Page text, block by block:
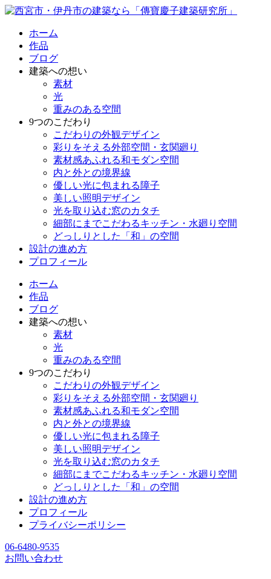
ホーム
作品
ブログ
建築への想い
素材
光
重みのある空間
9つのこだわり
こだわりの外観デザイン
彩りをそえる外部空間・玄関廻り
素材感あふれる和モダン空間
内と外との境界線
優しい光に包まれる障子
美しい照明デザイン
光を取り込む窓のカタチ
細部にまでこだわるキッチン・水廻り空間
どっしりとした「和」の空間
設計の進め方
プロフィール
ホーム
作品
ブログ
建築への想い
素材
光
重みのある空間
9つのこだわり
こだわりの外観デザイン
彩りをそえる外部空間・玄関廻り
素材感あふれる和モダン空間
内と外との境界線
優しい光に包まれる障子
美しい照明デザイン
光を取り込む窓のカタチ
細部にまでこだわるキッチン・水廻り空間
どっしりとした「和」の空間
設計の進め方
プロフィール
プライバシーポリシー
06-6480-9535
お問い合わせ